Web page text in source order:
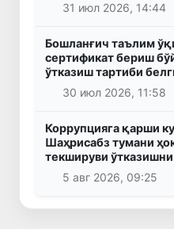
31 июл 2026, 14:44
Бошланғич таълим
сертификат бериш
ўтказиш тартиби
30 июл 2026, 11:58
Коррупцияга қарши
Шаҳрисабз тумани
текшируви
5 авг 2026, 09:25